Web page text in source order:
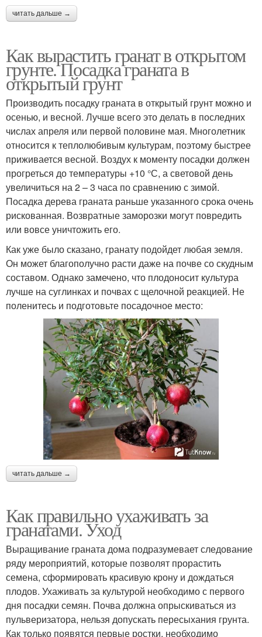
читать дальше →
Как вырастить гранат в открытом
грунте. Посадка граната в
открытый грунт
Производить посадку граната в открытый грунт можно и
осенью, и весной. Лучше всего это делать в последних
числах апреля или первой половине мая. Многолетник
относится к теплолюбивым культурам, поэтому быстрее
приживается весной. Воздух к моменту посадки должен
прогреться до температуры +10 °С, а световой день
увеличиться на 2 – 3 часа по сравнению с зимой.
Посадка дерева граната раньше указанного срока очень
рискованная. Возвратные заморозки могут повредить
или вовсе уничтожить его.
Как уже было сказано, гранату подойдет любая земля.
Он может благополучно расти даже на почве со скудным
составом. Однако замечено, что плодоносит культура
лучше на суглинках и почвах с щелочной реакцией. Не
поленитесь и подготовьте посадочное место:
читать дальше →
Как правильно ухаживать за
гранатами. Уход
Выращивание граната дома подразумевает следование
ряду мероприятий, которые позволят прорастить
семена, сформировать красивую крону и дождаться
плодов. Ухаживать за культурой необходимо с первого
дня посадки семян. Почва должна опрыскиваться из
пульверизатора, нельзя допускать пересыхания грунта.
Как только появятся первые ростки, необходимо